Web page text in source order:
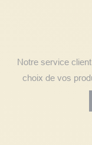
Notre service
choix de vos